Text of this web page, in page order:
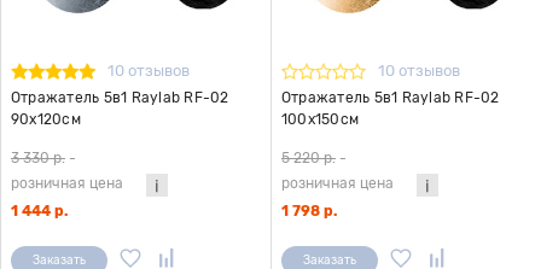
10 отзывов
Отражатель 5в1 Raylab RF-02
90x120см
3 330 р. -
розничная цена
1 444 р.
Заказать
10 отзывов
Отражатель 5в1 Raylab RF-02
100x150см
5 220 р. -
розничная цена
1 798 р.
Заказать